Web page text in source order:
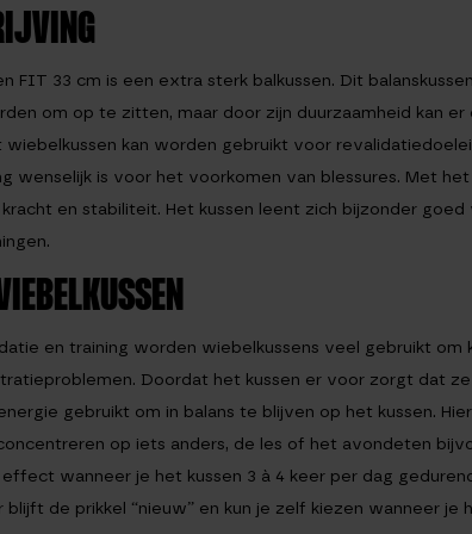
FIT 33 cm is een extra sterk balkussen. Dit
om op te zitten, maar door zijn duurzaamheid kan
wiebelkussen kan worden gebruikt voor
wenselijk is voor het voorkomen van blessures. Met
en stabiliteit. Het kussen leent zich bijzonder goed
en training worden wiebelkussens veel gebruikt om
Doordat het kussen er voor zorgt dat
gebruikt om in balans te blijven op het kussen.
op iets anders, de les of het avondeten
wanneer je het kussen 3 à 4 keer per dag
blijft de prikkel “nieuw” en kun je zelf kiezen wanneer je